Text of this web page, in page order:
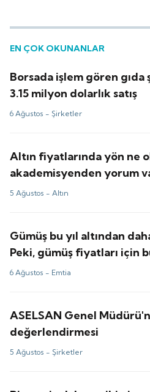
EN ÇOK OKUNANLAR
Borsada işlem gören
3.15 milyon dolarlık satış
6 Ağustos - Şirketler
Altın fiyatlarında yön ne
akademisyenden yorum
5 Ağustos -Altın
Gümüş bu yıl altından
Peki, gümüş fiyatları için
tahminler ne?
6 Ağustos - Emtia
ASELSAN Genel
değerlendirmesi
5 Ağustos - Şirketler